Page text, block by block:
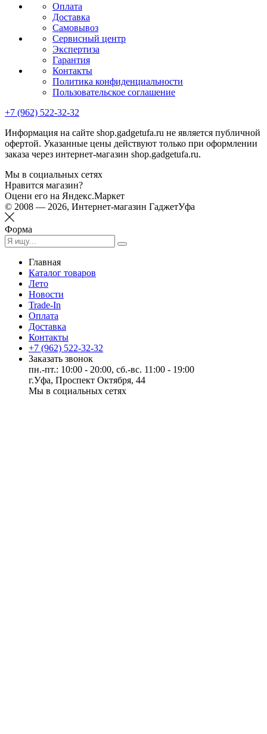
Оплата
Доставка
Самовывоз
Сервисный центр
Экспертиза
Гарантия
Контакты
Политика конфиденциальности
Пользовательское соглашение
+7 (962) 522-32-32
Информация на сайте shop.gadgetufa.ru не является публичной
офертой. Указанные цены действуют только при оформлении
заказа через интернет-магазин shop.gadgetufa.ru.
Мы в социальных сетях
Нравится магазин?
Оцени его на Яндекс.Маркет
© 2008 — 2026, Интернет-магазин ГаджетУфа
Форма
Главная
Каталог товаров
Лето
Новости
Trade-In
Оплата
Доставка
Контакты
+7 (962) 522-32-32
Заказать звонок
пн.-пт.: 10:00 - 20:00, сб.-вс. 11:00 - 19:00
г.Уфа, Проспект Октября, 44
Мы в социальных сетях